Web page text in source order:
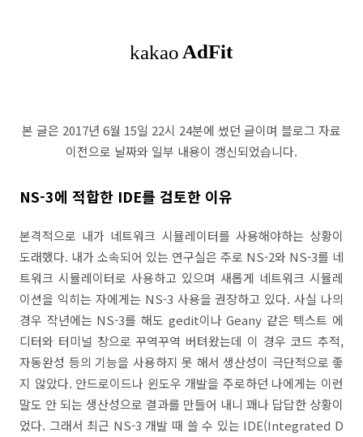
본 글은 2017년 6월 15일 22시 24분에 썼던 글이며 블로그 자료
이전으로 날짜와 일부 내용이 갱신되었습니다.
NS-3에 적합한 IDE를 검토한 이유
본격적으로 내가 네트워크 시뮬레이터를 사용해야하는 상황이
도래했다. 내가 소속되어 있는 연구실은 주로 NS-2와 NS-3를 네
트워크 시뮬레이터로 사용하고 있으며 새롭게 네트워크 시뮬레
이션을 익히는 자에게는 NS-3 사용을 권장하고 있다. 사실 나의
경우 작년에는 NS-3를 해도 gedit이나 Geany 같은 텍스트 에
디터와 터미널 창으로 꾸역꾸역 버텨왔는데 이 경우 코드 추적,
자동완성 등의 기능을 사용하지 못 해서 생산성이 극단적으로 좋
지 않았다. 안드로이드나 윈도우 개발을 주로하던 나에게는 이런
말도 안 되는 생산성으로 결과를 만들어 내니 꽤나 답답한 상황이
었다. 그래서 최근 NS-3 개발 때 쓸 수 있는 IDE(Integrated D